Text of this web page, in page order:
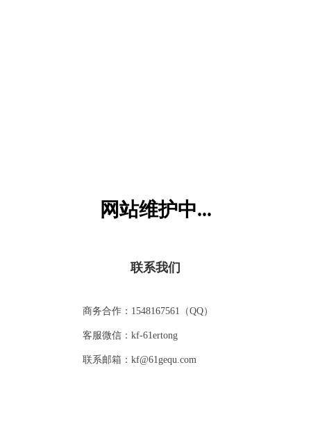
网站维护中...
联系我们
商务合作：1548167561（QQ）
客服微信：kf-61ertong
联系邮箱：kf@61gequ.com